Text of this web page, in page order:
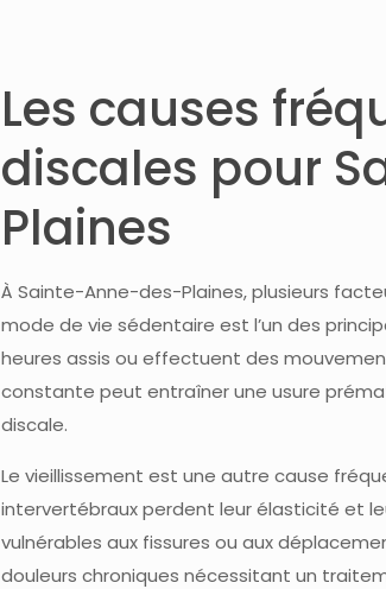
Les causes
discales pour
Plaines
À Sainte-Anne-des-Plaines, plusieurs
mode de vie sédentaire est l’un des
heures assis ou effectuent des
constante peut entraîner une usure
discale.
Le vieillissement est une autre cause
intervertébraux perdent leur élasticité et
vulnérables aux fissures ou aux
douleurs chroniques nécessitant un